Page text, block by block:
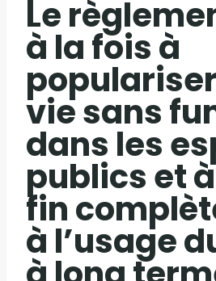
Le
à la fois à
vie sans
dans les
publics et
fin
à l’usage